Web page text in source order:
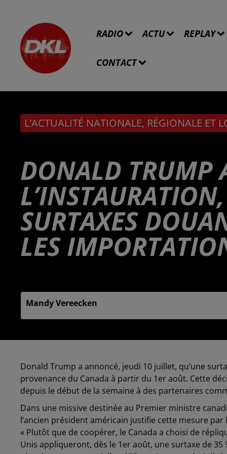
RADIO ACTU REPLAY
CONTACT
L'ACTUALITÉ NATIONALE, RÉGIONALE ET
DONALD TRUMP
SURTAXES
LES
Mandy Vereecken
Donald Trump a annoncé, jeudi 10 juillet, qu’une
provenance du Canada à partir du 1er août. Cette
depuis le début de la semaine à des partenaires
Dans une missive destinée au Premier ministre
l’ancien président américain justifie cette mesure par
« Plutôt que de coopérer, le Canada a choisi de
Unis appliqueront, dès le 1er août, une surtaxe de